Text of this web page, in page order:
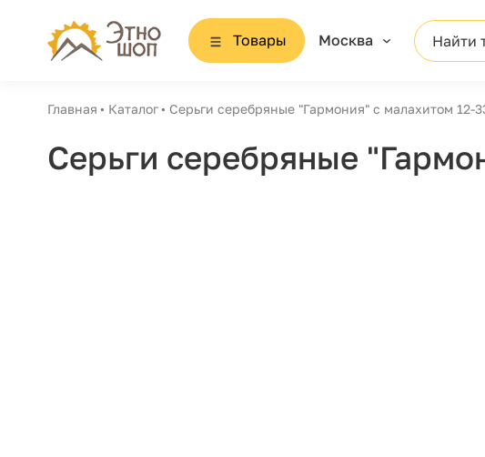
Товары Москва Найти
Главная Каталог Серьги серебряные "Гармония" с малахитом 12-
Серьги серебряные